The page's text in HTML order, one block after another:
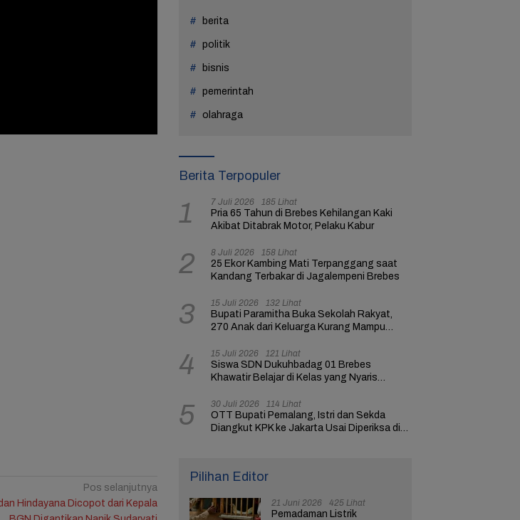
Pos selanjutnya
Hindayana Dicopot dari Kepala
berita
politik
bisnis
pemerintah
olahraga
Berita Terpopuler
1 7 Juli 2026 185 Lihat
Pria 65 Tahun di Brebes Kehilangan Kaki
Akibat Ditabrak Motor, Pelaku Kabur
2 8 Juli 2026 158 Lihat
25 Ekor Kambing Mati Terpanggang saat
Kandang Terbakar di Jagalempeni Brebes
3 15 Juli 2026 132 Lihat
Bupati Paramitha Buka Sekolah Rakyat,
270 Anak dari Keluarga Kurang Mampu
4 15 Juli 2026 121 Lihat
Siswa SDN Dukuhbadag 01 Brebes
Khawatir Belajar di Kelas yang Nyaris
5 30 Juli 2026 114 Lihat
OTT Bupati Pemalang, Istri dan Sekda
Diangkut KPK ke Jakarta Usai Diperiksa di
Pilihan Editor
21 Juni 2026 425 Lihat
Pemadaman Listrik